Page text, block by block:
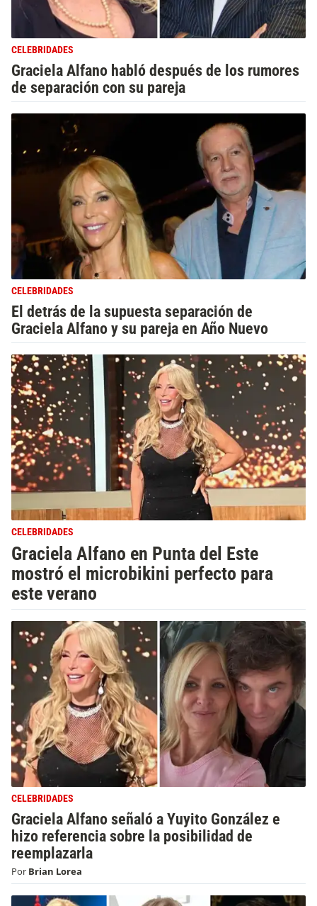
CELEBRIDADES
Graciela Alfano habló después de los rumores
de separación con su pareja
CELEBRIDADES
El detrás de la supuesta separación de
Graciela Alfano y su pareja en Año Nuevo
CELEBRIDADES
Graciela Alfano en Punta del Este
mostró el microbikini perfecto para
este verano
CELEBRIDADES
Graciela Alfano señaló a Yuyito González e
hizo referencia sobre la posibilidad de
reemplazarla
Por Brian Lorea